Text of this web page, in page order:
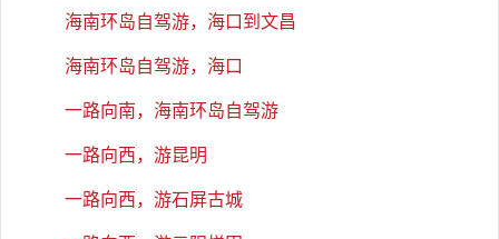
海南环岛自驾游，海口到文昌
海南环岛自驾游，海口
一路向南，海南环岛自驾游
一路向西，游昆明
一路向西，游石屏古城